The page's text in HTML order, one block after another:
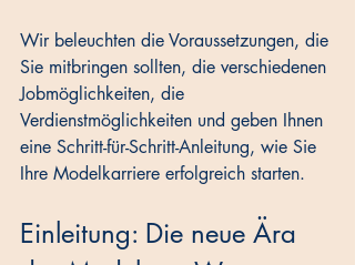
Wir beleuchten die Voraussetzungen, die
Sie mitbringen sollten, die verschiedenen
Jobmöglichkeiten, die
Verdienstmöglichkeiten und geben Ihnen
eine Schritt-für-Schritt-Anleitung, wie Sie
Ihre Modelkarriere erfolgreich starten.
Einleitung: Die neue Ära